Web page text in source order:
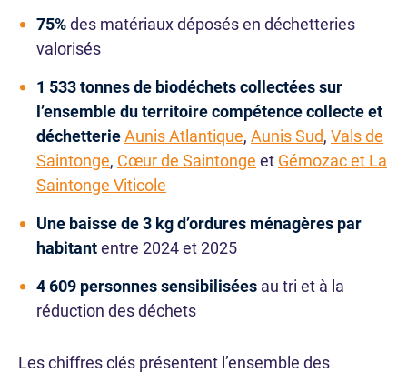
75%des matériaux déposés en déchetteries
valorisés
1 533 tonnes de biodéchets collectées sur
l’ensemble du territoire compétence collecte et
déchetterieAunis Atlantique, Aunis Sud, Vals de
Saintonge, Cœur de Saintonge et Gémozac et La
Saintonge Viticole
Une baisse de 3 kg d’ordures ménagères par
habitantentre 2024 et 2025
4 609 personnes sensibilisées au tri et à la
réduction des déchets
Les chiffres clés présentent l’ensemble des